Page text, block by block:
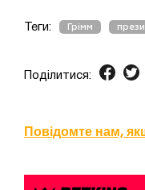
Теги: Грімм
Поділитися:
Повідомте нам,